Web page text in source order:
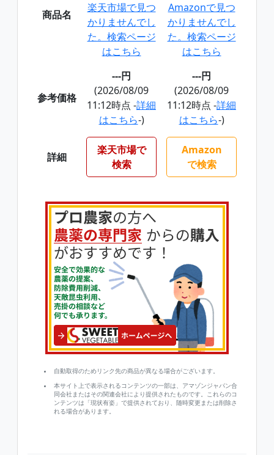
商品名
楽天市場で見つ
かりませんでし
た。検索ページ
はこちら
Amazonで見つ
かりませんでし
た。検索ページ
はこちら
参考価格
---円
(2026/08/09
11:12時点 -詳細
はこちら-)
---円
(2026/08/09
11:12時点 -詳細
はこちら-)
詳細
楽天市場で
検索
Amazon
で検索
自動取得のためリンク先の商品が異なる場合がございます。
本サイト上で表示されるコンテンツの一部は、アマゾンジャパン合
同会社またはその関連会社により提供されたものです。これらのコ
ンテンツは「現状有姿」で提供されており、随時変更または削除さ
れる場合があります。